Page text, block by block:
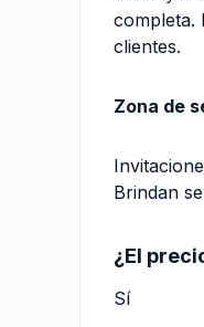
completa.
clientes.
Zona de
Brindan
¿El
Sí